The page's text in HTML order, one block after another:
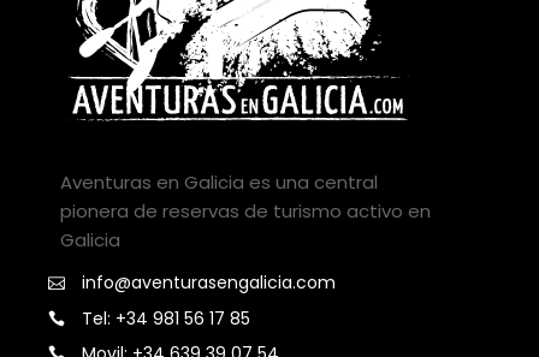
Aventuras en Galicia es una central
pionera de reservas de turismo activo en
Galicia
info@aventurasengalicia.com
Tel: +34 981 56 17 85